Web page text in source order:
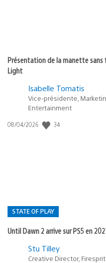
Présentation de la manette sans
Light
Isabelle Tomatis
Vice-présidente,
Entertainment
Date
08/04/2026 34
STATE OF PLAY
Until Dawn 2 arrive sur PS5 en
PostéeStu Tilley
Creative Director,